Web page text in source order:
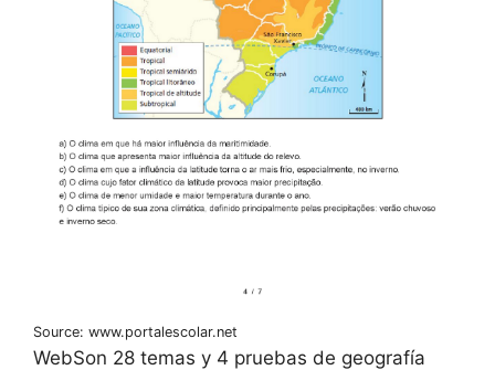
Source: www.portalescolar.net
WebSon 28 temas y 4 pruebas de geografía